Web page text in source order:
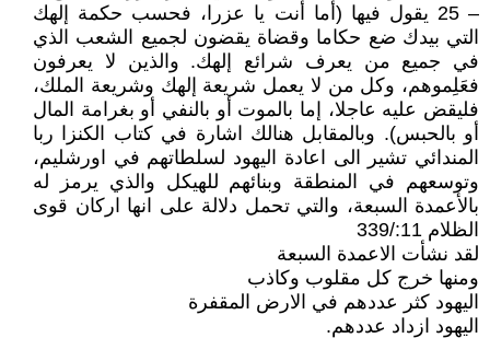
– 25 يقول فيها (أما أنت يا عزرا، فحسب حكمة إلهك
التي بيدك ضع حكاما وقضاة يقضون لجميع الشعب الذي
في جميع من يعرف شرائع إلهك. والذين لا يعرفون
فعَلِموهم، وكل من لا يعمل شريعة إلهك وشريعة الملك،
فليقض عليه عاجلا، إما بالموت أو بالنفي أو بغرامة المال
أو بالحبس). وبالمقابل هنالك اشارة في كتاب الكنزا ربا
المندائي تشير الى اعادة اليهود لسلطاتهم في اورشليم،
وتوسعهم في المنطقة وبنائهم للهيكل والذي يرمز له
بالأعمدة السبعة، والتي تحمل دلالة على انها اركان قوى
الظلام 11:/339
لقد نشأت الاعمدة السبعة
ومنها خرج كل مقلوب وكاذب
اليهود كثر عددهم في الارض المقفرة
اليهود ازداد عددهم.